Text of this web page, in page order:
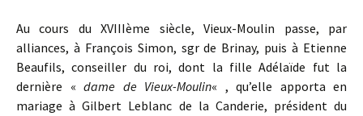
Au cours du XVIIIème siècle, Vieux-Moulin passe, par
alliances, à François Simon, sgr de Brinay, puis à Etienne
Beaufils, conseiller du roi, dont la fille Adélaïde fut la
dernière « dame de Vieux-Moulin« , qu’elle apporta en
mariage à Gilbert Leblanc de la Canderie, président du